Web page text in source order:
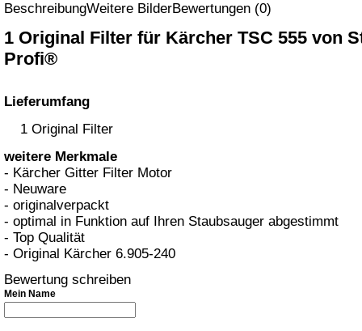
BeschreibungWeitere BilderBewertungen (0)
1 Original Filter für Kärcher TSC 555 von
Profi®
Lieferumfang
1 Original Filter
weitere Merkmale
- Kärcher Gitter Filter Motor
- Neuware
- originalverpackt
- optimal in Funktion auf Ihren Staubsauger abgestimmt
- Top Qualität
- Original Kärcher 6.905-240
Bewertung schreiben
Mein Name